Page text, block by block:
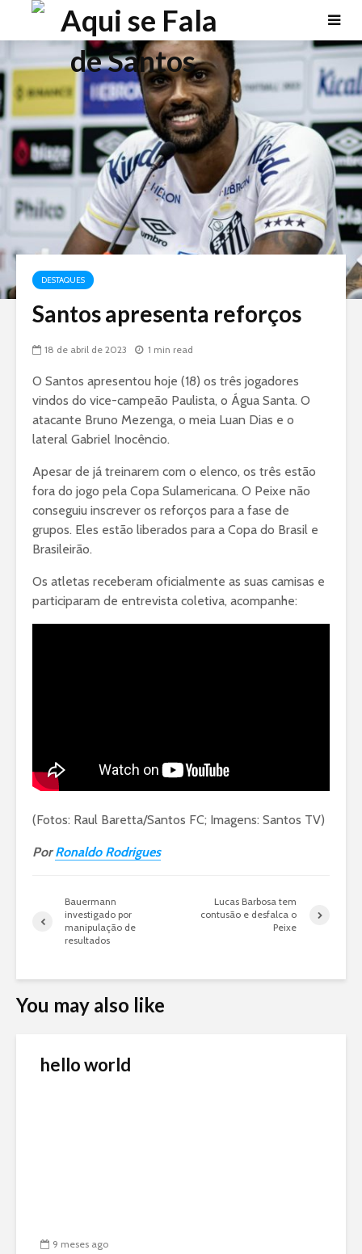
DESTAQUES
Santos apresenta reforços
18 de abril de 2023 1 min read
O Santos apresentou hoje (18) os três jogadores
vindos do vice-campeão Paulista, o Água Santa. O
atacante Bruno Mezenga, o meia Luan Dias e o
lateral Gabriel Inocêncio.
Apesar de já treinarem com o elenco, os três estão
fora do jogo pela Copa Sulamericana. O Peixe não
conseguiu inscrever os reforços para a fase de
grupos. Eles estão liberados para a Copa do Brasil e
Brasileirão.
Os atletas receberam oficialmente as suas camisas e
participaram de entrevista coletiva, acompanhe:
(Fotos: Raul Baretta/Santos FC; Imagens: Santos TV)
PorRonaldo Rodrigues
Bauermann
investigado por
manipulação de
resultados
Lucas Barbosa tem
contusão e desfalca o
Peixe
You may also like
hello world
9 meses ago